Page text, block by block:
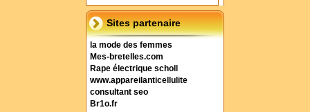
Sites partenaire
la mode des femmes
Mes-bretelles.com
Rape électrique scholl
www.appareilanticellulite
consultant seo
Br1o.fr